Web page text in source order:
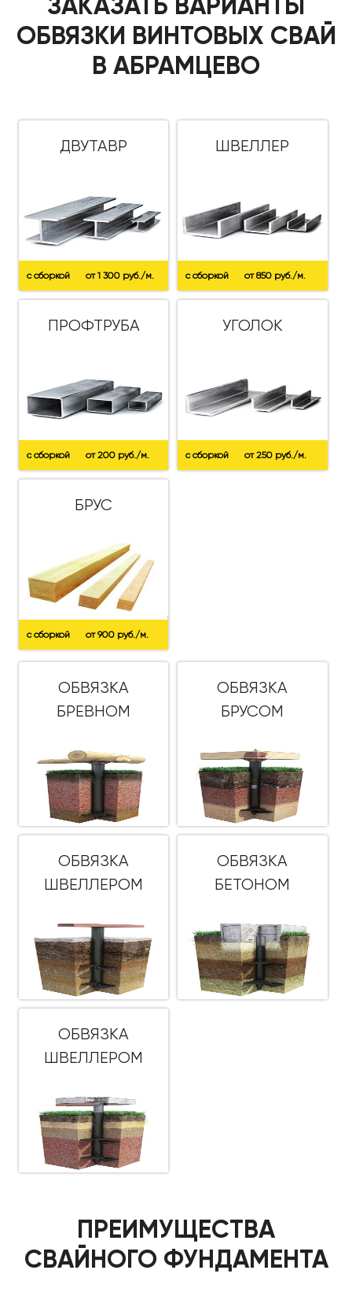
ОБВЯЗКИ ВИНТОВЫХ СВАЙ
В АБРАМЦЕВО
ДВУТАВР
с сборкой от 1 300 руб./м.
ШВЕЛЛЕР
с сборкой от 850 руб./м.
ПРОФТРУБА
с сборкой от 200 руб./м.
УГОЛОК
с сборкой от 250 руб./м.
БРУС
с сборкой от 900 руб./м.
ОБВЯЗКА
БРЕВНОМ
ОБВЯЗКА
БРУСОМ
ОБВЯЗКА
ШВЕЛЛЕРОМ
ОБВЯЗКА
БЕТОНОМ
ОБВЯЗКА
ШВЕЛЛЕРОМ
ПРЕИМУЩЕСТВА
СВАЙНОГО ФУНДАМЕНТА